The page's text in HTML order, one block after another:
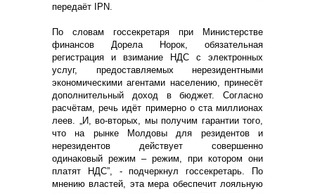
передаёт IPN.
По словам госсекретаря при Министерстве
финансов Дорела Норок, обязательная
регистрация и взимание НДС с электронных
услуг, предоставляемых нерезидентными
экономическими агентами населению, принесёт
дополнительный доход в бюджет. Согласно
расчётам, речь идёт примерно о ста миллионах
леев. „И, во-вторых, мы получим гарантии того,
что на рынке Молдовы для резидентов и
нерезидентов действует совершенно
одинаковый режим – режим, при котором они
платят НДС”, - подчеркнул госсекретарь. По
мнению властей, эта мера обеспечит лояльную